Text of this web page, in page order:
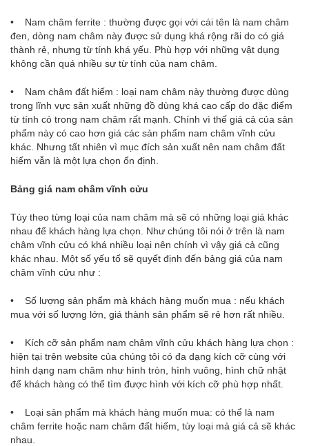
• Nam châm ferrite : thường được gọi với cái tên là nam châm
đen, dòng nam châm này được sử dụng khá rộng rãi do có giá
thành rẻ, nhưng từ tính khá yếu. Phù hợp với những vật dụng
không cần quá nhiều sự từ tính của nam châm.
• Nam châm đất hiếm : loại nam châm này thường được dùng
trong lĩnh vực sản xuất những đồ dùng khá cao cấp do đặc điểm
từ tính có trong nam châm rất mạnh. Chính vì thế giá cả của sản
phẩm này có cao hơn giá các sản phẩm nam châm vĩnh cửu
khác. Nhưng tất nhiên vì mục đích sản xuất nên nam châm đất
hiếm vẫn là một lựa chọn ổn định.
Bảng giá nam châm vĩnh cửu
Tùy theo từng loại của nam châm mà sẽ có những loại giá khác
nhau để khách hàng lựa chọn. Như chúng tôi nói ở trên là nam
châm vĩnh cửu có khá nhiều loại nên chính vì vậy giá cả cũng
khác nhau. Một số yếu tố sẽ quyết định đến bảng giá của nam
châm vĩnh cửu như :
• Số lượng sản phẩm mà khách hàng muốn mua : nếu khách
mua với số lượng lớn, giá thành sản phẩm sẽ rẻ hơn rất nhiều.
• Kích cỡ sản phẩm nam châm vĩnh cửu khách hàng lựa chọn :
hiện tại trên website của chúng tôi có đa dạng kích cỡ cùng với
hình dạng nam châm như hình tròn, hình vuông, hình chữ nhật
để khách hàng có thể tìm được hình với kích cỡ phù hợp nhất.
• Loại sản phẩm mà khách hàng muốn mua: có thể là nam
châm ferrite hoặc nam châm đất hiếm, tùy loại mà giá cả sẽ khác
nhau.